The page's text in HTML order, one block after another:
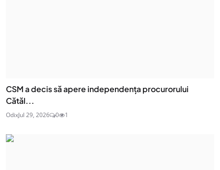
CSM a decis să apere independența procurorului
Cătăl...
OdixJul 29, 2026 0 1